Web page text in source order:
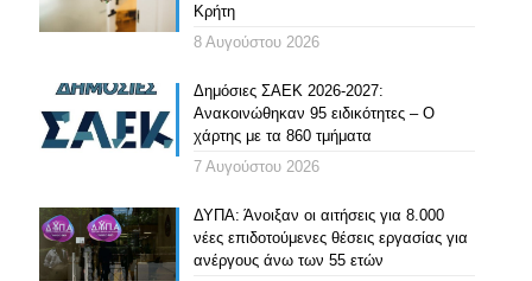
Κρήτη
8 Αυγούστου 2026
Δημόσιες ΣΑΕΚ 2026-2027:
Ανακοινώθηκαν 95 ειδικότητες – Ο
χάρτης με τα 860 τμήματα
7 Αυγούστου 2026
ΔΥΠΑ: Άνοιξαν οι αιτήσεις για 8.000
νέες επιδοτούμενες θέσεις εργασίας για
ανέργους άνω των 55 ετών